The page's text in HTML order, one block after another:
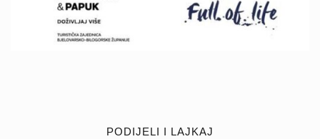
PODIJELI I LAJKAJ